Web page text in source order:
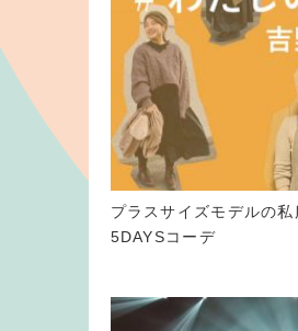
プラスサイズモデルの
5DAYSコーデ